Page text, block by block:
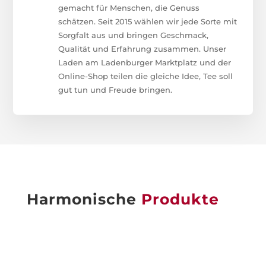
gemacht für Menschen, die Genuss
schätzen. Seit 2015 wählen wir jede Sorte mit
Sorgfalt aus und bringen Geschmack,
Qualität und Erfahrung zusammen. Unser
Laden am Ladenburger Marktplatz und der
Online-Shop teilen die gleiche Idee, Tee soll
gut tun und Freude bringen.
Harmonische Produkte